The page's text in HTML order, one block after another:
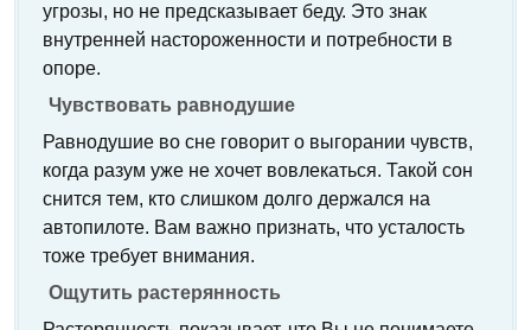
угрозы, но не предсказывает беду. Это знак
внутренней настороженности и потребности в
опоре.
Чувствовать равнодушие
Равнодушие во сне говорит о выгорании чувств,
когда разум уже не хочет вовлекаться. Такой сон
снится тем, кто слишком долго держался на
автопилоте. Вам важно признать, что усталость
тоже требует внимания.
Ощутить растерянность